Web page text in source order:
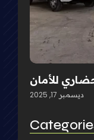
للأمان
ديسمبر 17, 2025